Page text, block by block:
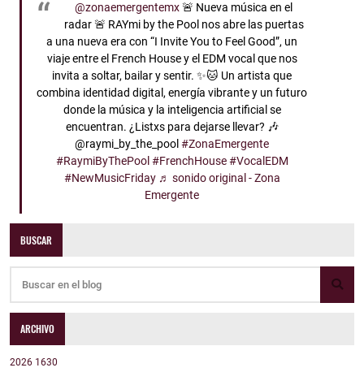
@zonaemergentemx🚨 Nueva música en el
radar 🚨 RAYmi by the Pool nos abre las puertas
a una nueva era con “I Invite You to Feel Good”, un
viaje entre el French House y el EDM vocal que nos
invita a soltar, bailar y sentir. ✨🐱 Un artista que
combina identidad digital, energía vibrante y un futuro
donde la música y la inteligencia artificial se
encuentran. ¿Listxs para dejarse llevar? 🎶
@raymi_by_the_pool#ZonaEmergente
#RaymiByThePool #FrenchHouse #VocalEDM
#NewMusicFriday ♬ sonido original - Zona
Emergente
BUSCAR
ARCHIVO
2026 1630